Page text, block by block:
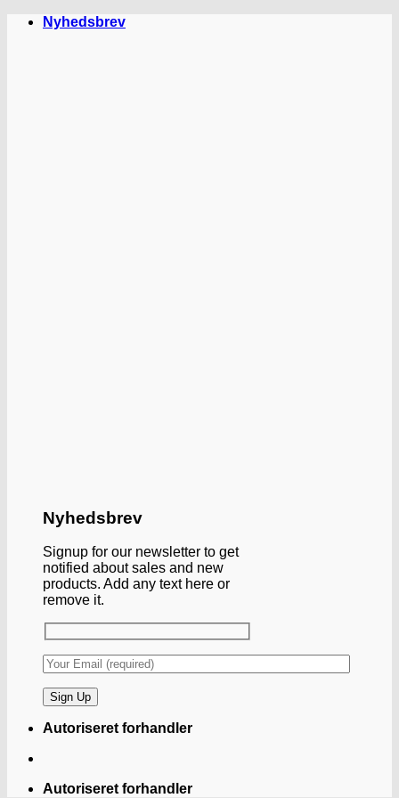
FortsætNyhedsbrev
Nyhedsbrev
Signup for our newsletter to get
notified about sales and new
products. Add any text here or
remove it.
Autoriseret forhandler
Autoriseret forhandler